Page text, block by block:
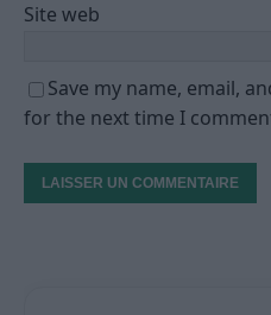
Site web
Save my name, email,
for the next time I